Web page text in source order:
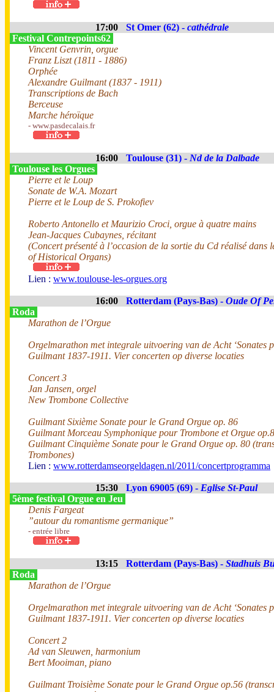
17:00 St Omer (62) - cathédrale
Festival Contrepoints62
Vincent Genvrin, orgue
Franz Liszt (1811 - 1886)
Orphée
Alexandre Guilmant (1837 - 1911)
Transcriptions de Bach
Berceuse
Marche héroïque
- www.pasdecalais.fr
16:00 Toulouse (31) - Nd de la Dalbade
Toulouse les Orgues
Pierre et le Loup
Sonate de W.A. Mozart
Pierre et le Loup de S. Prokofiev
Roberto Antonello et Maurizio Croci, orgue à quatre mains
Jean-Jacques Cubaynes, récitant
(Concert présenté à l’occasion de la sortie du Cd réalisé
of Historical Organs)
Lien : www.toulouse-les-orgues.org
16:00 Rotterdam (Pays-Bas) - Oude Of
Roda
Marathon de l’Orgue
Orgelmarathon met integrale uitvoering van de Acht ‘Sonates
Guilmant 1837-1911. Vier concerten op diverse locaties
Concert 3
Jan Jansen, orgel
New Trombone Collective
Guilmant Sixième Sonate pour le Grand Orgue op. 86
Guilmant Morceau Symphonique pour Trombone et Orgue
Guilmant Cinquième Sonate pour le Grand Orgue op. 80
Trombones)
Lien : www.rotterdamseorgeldagen.nl/2011/concertprogramma
15:30 Lyon 69005 (69) - Eglise St-Paul
5ème festival Orgue en Jeu
Denis Fargeat
”autour du romantisme germanique”
- entrée libre
13:15 Rotterdam (Pays-Bas) - Stadhuis
Roda
Marathon de l’Orgue
Orgelmarathon met integrale uitvoering van de Acht ‘Sonates
Guilmant 1837-1911. Vier concerten op diverse locaties
Concert 2
Ad van Sleuwen, harmonium
Bert Mooiman, piano
Guilmant Troisième Sonate pour le Grand Orgue op.56